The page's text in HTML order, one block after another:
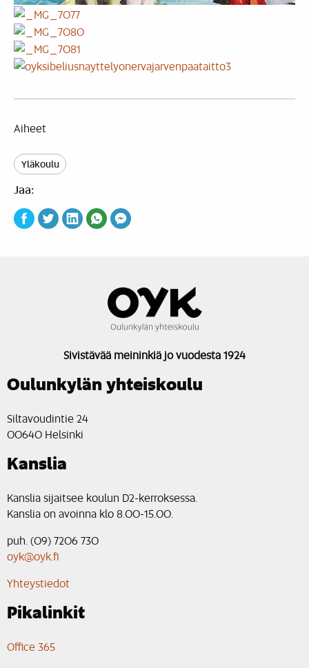
Aiheet
Yläkoulu
Jaa:
Sivistävää meininkiä jo vuodesta 1924
Oulunkylän yhteiskoulu
Siltavoudintie 24
00640 Helsinki
Kanslia
Kanslia sijaitsee koulun D2-kerroksessa.
Kanslia on avoinna klo 8.00-15.00.
puh. (09) 7206 730
oyk@oyk.fi
Yhteystiedot
Pikalinkit
Office 365